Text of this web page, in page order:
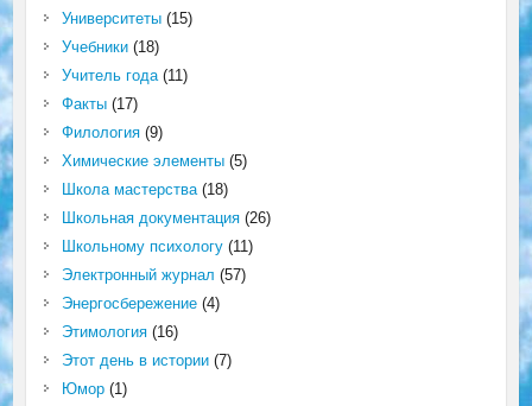
Университеты(15)
Учебники(18)
Учитель года(11)
Факты(17)
Филология(9)
Химические элементы(5)
Школа мастерства(18)
Школьная документация(26)
Школьному психологу(11)
Электронный журнал (57)
Энергосбережение(4)
Этимология(16)
Этот день в истории(7)
Юмор(1)